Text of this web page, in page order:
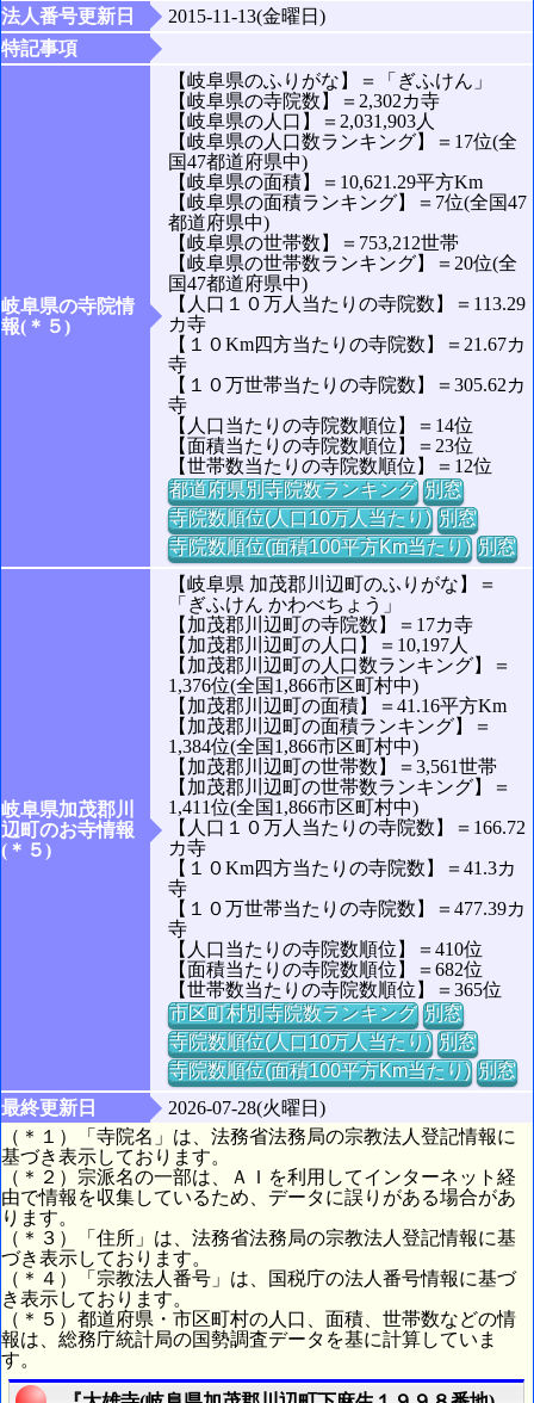
法人番号更新日
2015-11-13(金曜日)
特記事項
岐阜県の寺院情
報(＊５)
【岐阜県のふりがな】＝「ぎふけん」
【岐阜県の寺院数】＝2,302カ寺
【岐阜県の人口】＝2,031,903人
【岐阜県の人口数ランキング】＝17位(全
国47都道府県中)
【岐阜県の面積】＝10,621.29平方Km
【岐阜県の面積ランキング】＝7位(全国47
都道府県中)
【岐阜県の世帯数】＝753,212世帯
【岐阜県の世帯数ランキング】＝20位(全
国47都道府県中)
【人口１０万人当たりの寺院数】＝113.29
カ寺
【１０Km四方当たりの寺院数】＝21.67カ
寺
【１０万世帯当たりの寺院数】＝305.62カ
寺
【人口当たりの寺院数順位】＝14位
【面積当たりの寺院数順位】＝23位
【世帯数当たりの寺院数順位】＝12位
都道府県別寺院数ランキング 別窓
寺院数順位(人口10万人当たり) 別窓
寺院数順位(面積100平方Km当たり) 別窓
岐阜県加茂郡川
辺町のお寺情報
(＊５)
【岐阜県 加茂郡川辺町のふりがな】＝
「ぎふけん かわべちょう」
【加茂郡川辺町の寺院数】＝17カ寺
【加茂郡川辺町の人口】＝10,197人
【加茂郡川辺町の人口数ランキング】＝
1,376位(全国1,866市区町村中)
【加茂郡川辺町の面積】＝41.16平方Km
【加茂郡川辺町の面積ランキング】＝
1,384位(全国1,866市区町村中)
【加茂郡川辺町の世帯数】＝3,561世帯
【加茂郡川辺町の世帯数ランキング】＝
1,411位(全国1,866市区町村中)
【人口１０万人当たりの寺院数】＝166.72
カ寺
【１０Km四方当たりの寺院数】＝41.3カ
寺
【１０万世帯当たりの寺院数】＝477.39カ
寺
【人口当たりの寺院数順位】＝410位
【面積当たりの寺院数順位】＝682位
【世帯数当たりの寺院数順位】＝365位
市区町村別寺院数ランキング 別窓
寺院数順位(人口10万人当たり) 別窓
寺院数順位(面積100平方Km当たり) 別窓
最終更新日
2026-07-28(火曜日)
（＊１）「寺院名」は、法務省法務局の宗教法人登記情報に
基づき表示しております。
（＊２）宗派名の一部は、ＡＩを利用してインターネット経
由で情報を収集しているため、データに誤りがある場合があ
ります。
（＊３）「住所」は、法務省法務局の宗教法人登記情報に基
づき表示しております。
（＊４）「宗教法人番号」は、国税庁の法人番号情報に基づ
き表示しております。
（＊５）都道府県・市区町村の人口、面積、世帯数などの情
報は、総務庁統計局の国勢調査データを基に計算していま
す。